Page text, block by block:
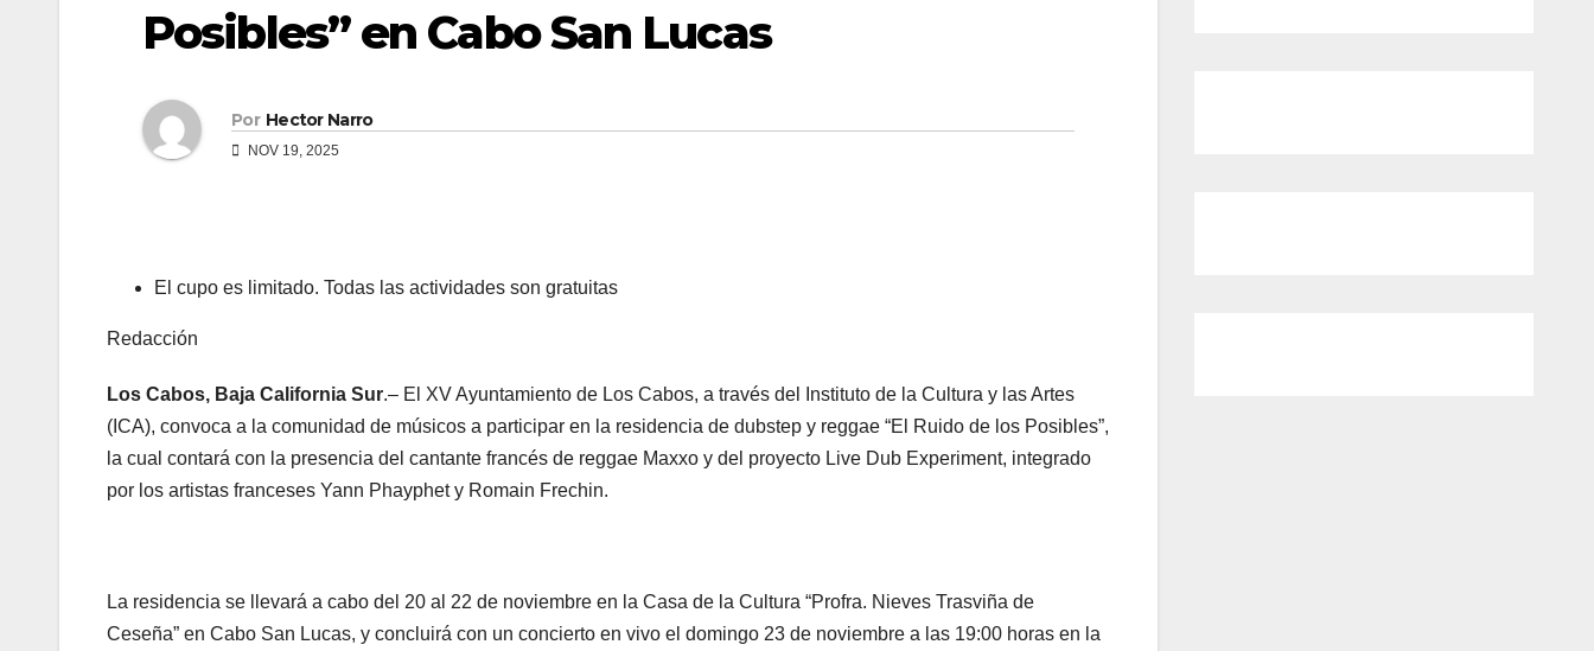
Posibles” en Cabo San Lucas
Por Hector Narro
NOV 19, 2025
El cupo es limitado. Todas las actividades son gratuitas
Redacción
Los Cabos, Baja California Sur.– El XV Ayuntamiento de Los Cabos, a través del Instituto de la Cultura y las Artes
(ICA), convoca a la comunidad de músicos a participar en la residencia de dubstep y reggae “El Ruido de los Posibles”,
la cual contará con la presencia del cantante francés de reggae Maxxo y del proyecto Live Dub Experiment, integrado
por los artistas franceses Yann Phayphet y Romain Frechin.
La residencia se llevará a cabo del 20 al 22 de noviembre en la Casa de la Cultura “Profra. Nieves Trasviña de
Ceseña” en Cabo San Lucas, y concluirá con un concierto en vivo el domingo 23 de noviembre a las 19:00 horas en la